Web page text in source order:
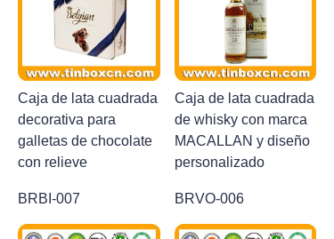
Caja de lata cuadrada
decorativa para
galletas de chocolate
con relieve
BRBI-007
Caja de lata cuadrada
de whisky con marca
MACALLAN y diseño
personalizado
BRVO-006